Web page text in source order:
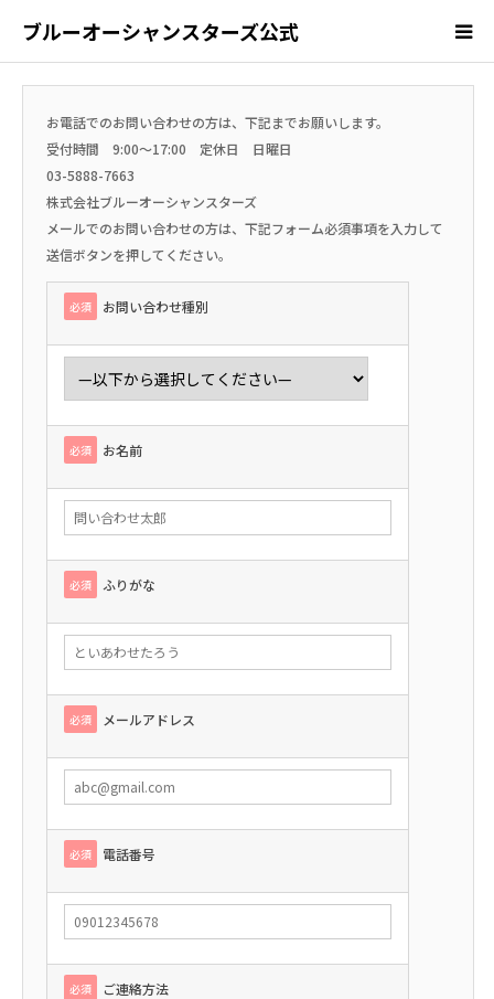
お電話でのお問い合わせの方は、下記までお願いします。
受付時間 9:00～17:00 定休日 日曜日
03-5888-7663
株式会社ブルーオーシャンスターズ
メールでのお問い合わせの方は、下記フォーム必須事項を入力して
送信ボタンを押してください。
必須 お問い合わせ種別
必須 お名前
必須 ふりがな
必須 メールアドレス
必須 電話番号
必須 ご連絡方法
HOME
サービス一覧
nokosu社長インタビュー
ギャラリー
ニュース
会社概要
お問い合わせ